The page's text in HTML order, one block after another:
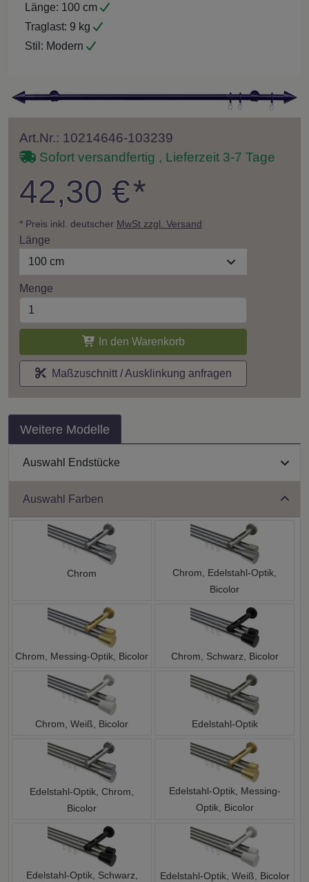
Länge: 100 cm
Traglast: 9 kg
Stil: Modern
Art.Nr.: 10214646-103239
Sofort versandfertig , Lieferzeit 3-7 Tage
42,30 €*
* Preis inkl. deutscher MwSt zzgl. Versand
Länge
100 cm
Menge
In den Warenkorb
Maßzuschnitt / Ausklinkung anfragen
Weitere Modelle
Auswahl Endstücke
Auswahl Farben
Chrom
Chrom, Edelstahl-Optik,
Bicolor
Chrom, Messing-Optik, Bicolor Chrom, Schwarz, Bicolor
Chrom, Weiß, Bicolor Edelstahl-Optik
Edelstahl-Optik, Chrom,
Bicolor
Edelstahl-Optik, Messing-
Optik, Bicolor
Edelstahl-Optik, Schwarz, Edelstahl-Optik, Weiß, Bicolor